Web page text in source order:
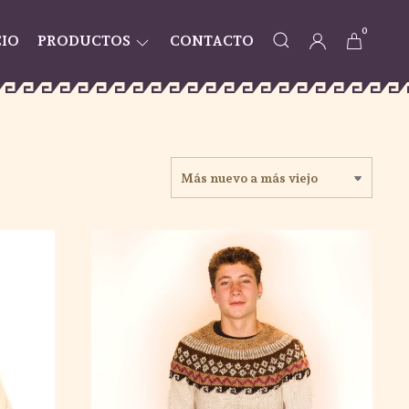
PRODUCTOS CONTACTO
0